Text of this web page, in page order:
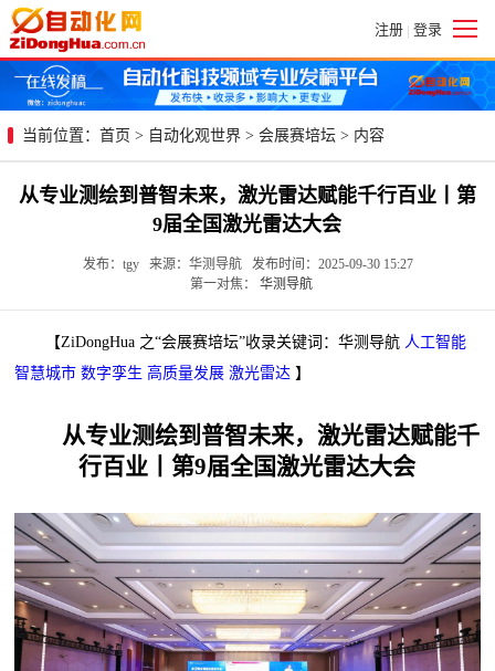
注册 | 登录
当前位置： 首页 > 自动化观世界 > 会展赛培坛 > 内容
从专业测绘到普智未来，激光雷达赋能千行百业丨第
9届全国激光雷达大会
发布：tgy 来源：华测导航 发布时间：2025-09-30 15:27
第一对焦： 华测导航
【ZiDongHua 之“会展赛培坛”收录关键词：华测导航 人工智能
智慧城市 数字孪生 高质量发展 激光雷达 】
从专业测绘到普智未来，激光雷达赋能千
行百业丨第9届全国激光雷达大会